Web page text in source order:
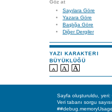
Göz at
Sayılara Göre
Yazara Göre
Başlığa Göre
Diğer Dergiler
YAZI KARAKTERI
BÜYÜKLÜĞÜ
Sayfa oluşturuldu, yeri:
Veri tabanı sorgu